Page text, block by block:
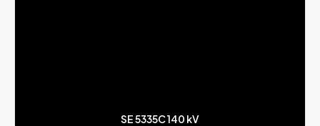
SE 5335C 140 kV